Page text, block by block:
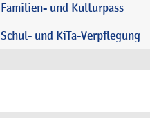
Familien- und Kulturpass
Schul- und KiTa-Verpflegung